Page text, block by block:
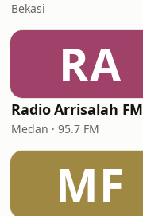
Bekasi
RA
Radio Arrisalah FM
Medan · 95.7 FM
MF